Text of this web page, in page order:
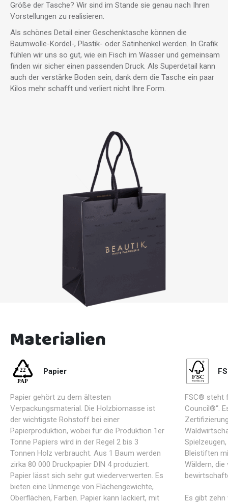
Größe der Tasche? Wir sind im Stande sie genau nach Ihren
Vorstellungen zu realisieren.
Als schönes Detail einer Geschenktasche können die
Baumwolle-Kordel-, Plastik- oder Satinhenkel werden. In Grafik
fühlen wir uns so gut, wie ein Fisch im Wasser und gemeinsam
finden wir sicher einen passenden Druck. Als Superdetail kann
auch der verstärke Boden sein, dank dem die Tasche ein paar
Kilos mehr schafft und verliert nicht Ihre Form.
Materialien
Papier
Papier gehört zu dem ältesten
Verpackungsmaterial. Die Holzbiomasse ist
der wichtigste Rohstoff bei einer
Papierproduktion, wobei für die Produktion 1er
Tonne Papiers wird in der Regel 2 bis 3
Tonnen Holz verbraucht. Aus 1 Baum werden
zirka 80 000 Druckpapier DIN 4 produziert.
Papier lässt sich sehr gut wiederverwerten. Es
bieten eine Unmenge von Flächengewichte,
Oberflächen, Farben. Papier kann lackiert, mit
FSC® steht
Council®“.
Bleistiften
Wäldern,
Es gibt zehn